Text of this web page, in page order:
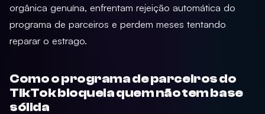
orgânica genuína, enfrentam rejeição automática do
programa de parceiros e perdem meses tentando
reparar o estrago.
Como o programa de parceiros do
TikTok bloqueia quem não tem base
sólida